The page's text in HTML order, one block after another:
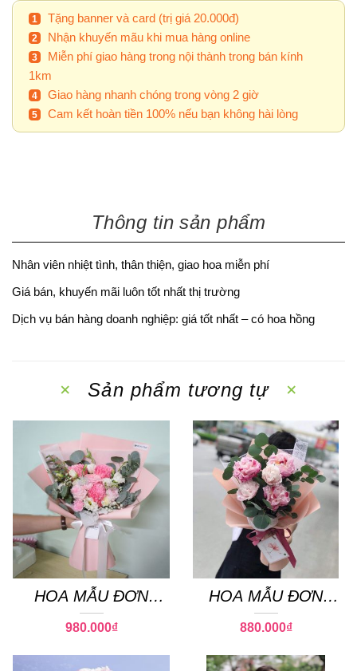
Tặng banner và card (trị giá 20.000đ)
Nhận khuyến mãu khi mua hàng online
Miễn phí giao hàng trong nội thành trong bán kính
1km
Giao hàng nhanh chóng trong vòng 2 giờ
Cam kết hoàn tiền 100% nếu bạn không hài lòng
Thông tin sản phẩm
Nhân viên nhiệt tình, thân thiện, giao hoa miễn phí
Giá bán, khuyến mãi luôn tốt nhất thị trường
Dịch vụ bán hàng doanh nghiệp: giá tốt nhất – có hoa hồng
Sản phẩm tương tự
HOA MẪU ĐƠN
PEONY 06
980.000₫
HOA MẪU ĐƠN
PEONY 19
880.000₫